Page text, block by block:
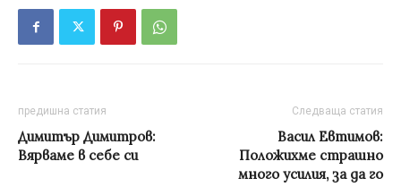
предишна статия
Димитър Димитров:
Вярваме в себе си
Следваща статия
Васил Евтимов:
Положихме страшно
много усилия, за да го